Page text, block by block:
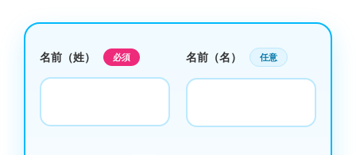
名前（姓） 必須 名前（名） 任意